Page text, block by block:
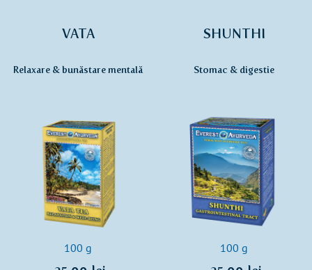
VATA
Relaxare & bunăstare mentală
100 g
SHUNTHI
Stomac & digestie
100 g